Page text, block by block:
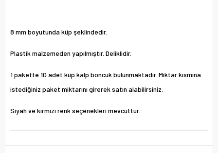
8 mm boyutunda küp şeklindedir.
Plastik malzemeden yapılmıştır. Deliklidir.
1 pakette 10 adet küp kalp boncuk bulunmaktadır. Miktar kısmına
istediğiniz paket miktarını girerek satın alabilirsiniz.
Siyah ve kırmızı renk seçenekleri mevcuttur.